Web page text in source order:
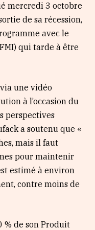
mercredi 3 octobre
de sa récession,
avec le
qui tarde à être
une vidéo
à l’occasion du
perspectives
a soutenu que «
mais il faut
pour maintenir
estimé à environ
contre moins de
% de son Produit